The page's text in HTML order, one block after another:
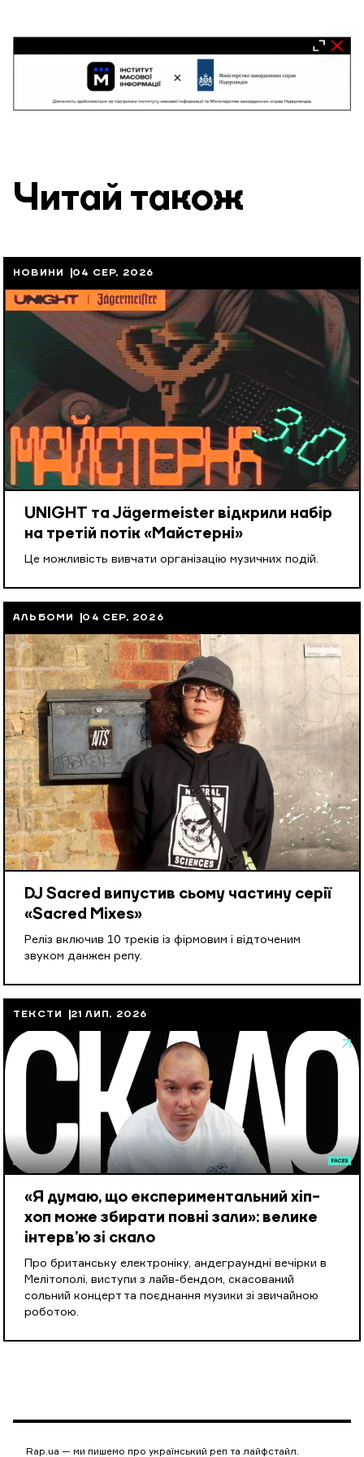
Читай також
НОВИНИ 04 СЕР, 2026
UNIGHT та Jägermeister відкрили набір
на третій потік «Майстерні»
Це можливість вивчати організацію музичних подій.
АЛЬБОМИ 04 СЕР, 2026
DJ Sacred випустив сьому частину серії
«Sacred Mixes»
Реліз включив 10 треків із фірмовим і відточеним
звуком данжен репу.
ТЕКСТИ 21 ЛИП, 2026
«Я думаю, що експериментальний хіп-
хоп може збирати повні зали»: велике
інтерв’ю зі скало
Про британську електроніку, андеграундні вечірки в
Мелітополі, виступи з лайв-бендом, скасований
сольний концерт та поєднання музики зі звичайною
роботою.
Rap.ua — ми пишемо про український реп та лайфстайл.